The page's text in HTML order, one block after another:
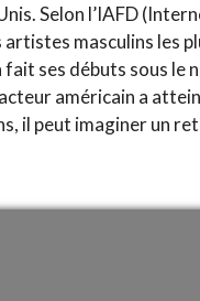
Selon l’IAFD
masculins les
ses débuts sous le
américain a
il peut imaginer un